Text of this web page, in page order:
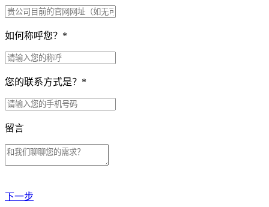
如何称呼您？ *
您的联系方式是？ *
留言
下一步